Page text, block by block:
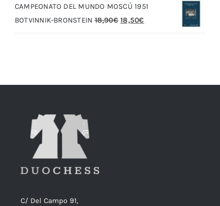
era:
20,00€.
CAMPEONATO DEL MUNDO MOSCÚ 1951
BOTVINNIK-BRONSTEIN 18,90€ El
18,50€
C/ Del Campo 91,